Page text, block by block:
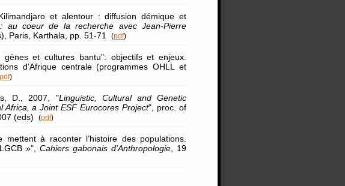
et alentour : diffusion démique et
au coeur de la recherche avec Jean-Pierre
Paris, Karthala, pp. 51-71 (pdf)
gènes et cultures bantu": objectifs et enjeux.
d’Afrique centrale (programmes OHLL et
pdf)
D., 2007, "Linguistic, Cultural and Genetic
Africa, a Joint ESF Eurocores Project", proc. of
(eds)
(pdf)
mettent à raconter l’histoire des populations.
»", Cahiers gabonais d'Anthropologie , 19